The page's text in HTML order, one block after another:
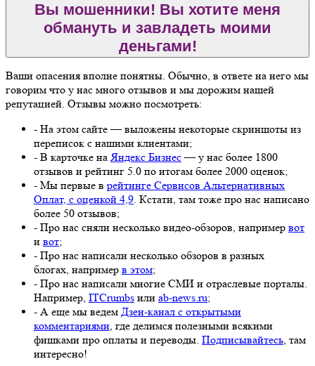
Вы мошенники! Вы хотите меня
обмануть и завладеть моими
деньгами!
Ваши опасения вполне понятны. Обычно, в ответе на него мы
говорим что у нас много отзывов и мы дорожим нашей
репутацией. Отзывы можно посмотреть:
- На этом сайте — выложены некоторые скриншоты из
переписок с нашими клиентами;
- В карточке наЯндекс Бизнес— у нас более 1800
отзывов и рейтинг 5.0 по итогам более 2000 оценок;
- Мы первые в рейтинге Сервисов Альтернативных
Оплат, с оценкой 4,9. Кстати, там тоже про нас написано
более 50 отзывов;
- Про нас сняли несколько видео-обзоров, например вот
и вот;
- Про нас написали несколько обзоров в разных
блогах, например в этом;
- Про нас написали многие СМИ и отраслевые порталы.
Например, ITCrumbs или ab-news.ru;
- А еще мы ведем Дзен-канал с открытыми
комментариями, где делимся полезными всякими
фишками про оплаты и переводы. Подписывайтесь, там
интересно!